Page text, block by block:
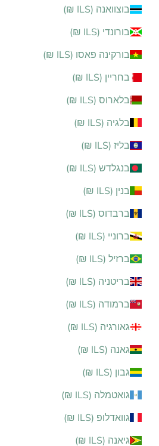
בוצוואנה (ILS ₪)
בורונדי (ILS ₪)
בורקינה פאסו (ILS ₪)
בחריין (ILS ₪)
בלארוס (ILS ₪)
בלגיה (ILS ₪)
בליז (ILS ₪)
בנגלדש (ILS ₪)
בנין (ILS ₪)
ברבדוס (ILS ₪)
ברוניי (ILS ₪)
ברזיל (ILS ₪)
בריטניה (ILS ₪)
ברמודה (ILS ₪)
גאורגיה (ILS ₪)
גאנה (ILS ₪)
גבון (ILS ₪)
גואטמלה (ILS ₪)
גוואדלופ (ILS ₪)
גיאנה (ILS ₪)